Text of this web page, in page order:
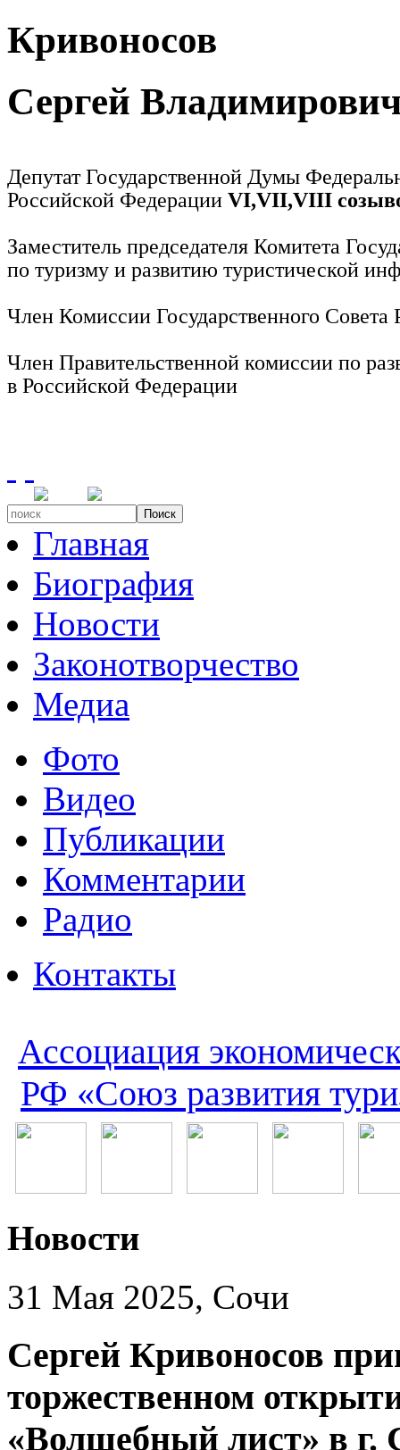
Кривоносов
Сергей
Депутат Государственной Думы
Российской Федерации VI,VII,VIII
Заместитель председателя Комитета
по туризму и развитию туристической
Член Комиссии Государственного
Член Правительственной комиссии по
в Российской Федерации
Поиск
Главная
Биография
Новости
Законотворчество
Медиа
Фото
Видео
Публикации
Комментарии
Радио
Контакты
Ассоциация
РФ «Союз развития
Новости
31 Мая 2025, Сочи
Сергей Кривоносов
торжественном
«Волшебный лист» в г.